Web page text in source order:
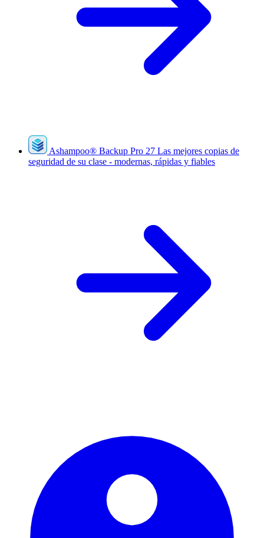
Ashampoo® Backup Pro 27 Las mejores copias de
seguridad de su clase - modernas, rápidas y fiables